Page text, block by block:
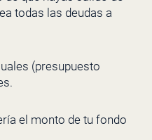
todas las deudas a
(presupuesto
el monto de tu fondo